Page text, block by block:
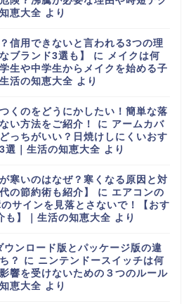
恵大全 より
信用できないと言われる3つの理
ブランド3選も】
に
メイクは何
生や中学生からメイクを始める子
活の知恵大全 より
くのをどうにかしたい！簡単な落
い方法をご紹介！
に アームカバ
っちがいい？日焼けしにくいおす
選｜生活の知恵大全 より
寒いのはなぜ？寒くなる原因と対
の節約術も紹介】
に エアコンの
サインを見落とさないで！【おす
も】｜生活の知恵大全 より
ンロード版とパッケージ版の違
？
に ニンテンドースイッチは何
響を受けないための３つのルール
恵大全 より